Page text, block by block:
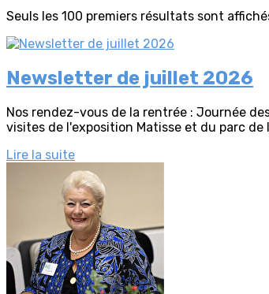
Seuls les 100 premiers résultats sont
Newsletter de juillet 2026
Nos rendez-vous de la rentrée : Journée
visites de l'exposition Matisse et du parc de
Lire la suite